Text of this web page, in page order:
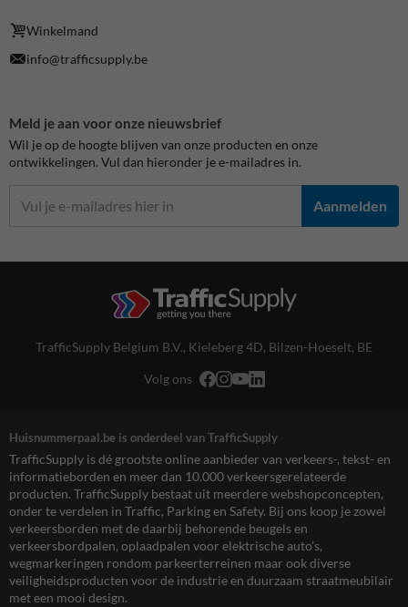
Winkelmand
info@trafficsupply.be
Meld je aan voor onze nieuwsbrief
Wil je op de hoogte blijven van onze producten en onze
ontwikkelingen. Vul dan hieronder je e-mailadres in.
Aanmelden
TrafficSupply Belgium B.V., Kieleberg 4D, Bilzen-Hoeselt, BE
Volg ons
Huisnummerpaal.be is onderdeel van TrafficSupply
TrafficSupply is dé grootste online aanbieder van verkeers-, tekst- en
informatieborden en meer dan 10.000 verkeersgerelateerde
producten. TrafficSupply bestaat uit meerdere webshopconcepten,
onder te verdelen in Traffic, Parking en Safety. Bij ons koop je zowel
verkeersborden met de daarbij behorende beugels en
verkeersbordpalen, oplaadpalen voor elektrische auto’s,
wegmarkeringen rondom parkeerterreinen maar ook diverse
veiligheidsproducten voor de industrie en duurzaam straatmeubilair
met een mooi design.